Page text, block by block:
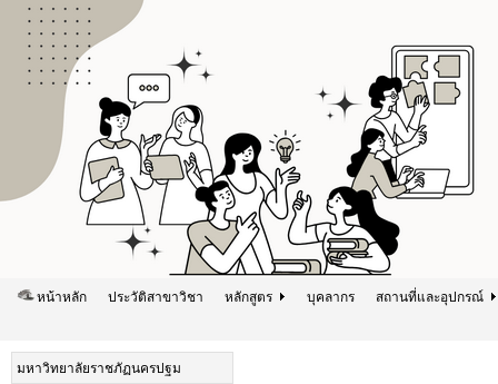
หน้าหลัก ประวัติสาขาวิชา หลักสูตร บุคลากร สถานที่และอุปกรณ์
มหาวิทยาลัยราชภัฏนครปฐม